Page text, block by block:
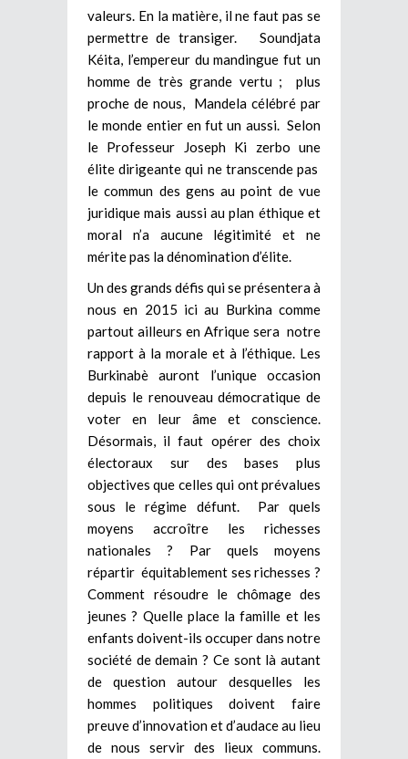
valeurs. En la matière, il ne faut pas se
permettre de transiger. Soundjata
Kéita, l’empereur du mandingue fut un
homme de très grande vertu ; plus
proche de nous, Mandela célébré par
le monde entier en fut un aussi. Selon
le Professeur Joseph Ki zerbo une
élite dirigeante qui ne transcende pas
le commun des gens au point de vue
juridique mais aussi au plan éthique et
moral n’a aucune légitimité et ne
mérite pas la dénomination d’élite.
Un des grands défis qui se présentera à
nous en 2015 ici au Burkina comme
partout ailleurs en Afrique sera notre
rapport à la morale et à l’éthique. Les
Burkinabè auront l’unique occasion
depuis le renouveau démocratique de
voter en leur âme et conscience.
Désormais, il faut opérer des choix
électoraux sur des bases plus
objectives que celles qui ont prévalues
sous le régime défunt. Par quels
moyens accroître les richesses
nationales ? Par quels moyens
répartir équitablement ses richesses ?
Comment résoudre le chômage des
jeunes ? Quelle place la famille et les
enfants doivent-ils occuper dans notre
société de demain ? Ce sont là autant
de question autour desquelles les
hommes politiques doivent faire
preuve d’innovation et d’audace au lieu
de nous servir des lieux communs.